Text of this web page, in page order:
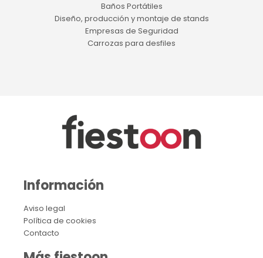
Baños Portátiles
Diseño, producción y montaje de stands
Empresas de Seguridad
Carrozas para desfiles
Información
Aviso legal
Política de cookies
Contacto